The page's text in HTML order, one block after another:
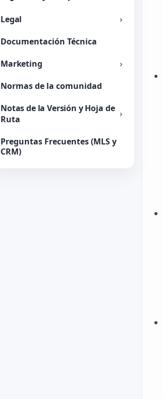
Legal
Documentación Técnica
Marketing
Normas de la comunidad
Notas de la Versión y Hoja de
Ruta
Preguntas Frecuentes (MLS y
CRM)